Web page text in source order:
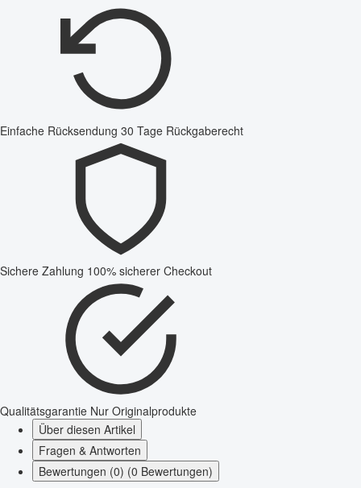
Einfache Rücksendung 30 Tage Rückgaberecht
Sichere Zahlung 100% sicherer Checkout
Qualitätsgarantie Nur Originalprodukte
Über diesen Artikel
Fragen & Antworten
Bewertungen (0) (0 Bewertungen)